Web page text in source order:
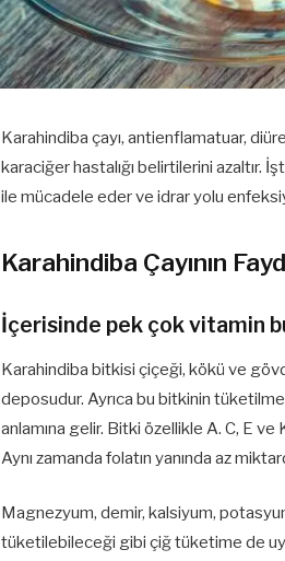
Karahindiba çayı, antienflamatuar,
karaciğer hastalığı belirtilerini azaltır.
ile mücadele eder ve idrar yolu
Karahindiba Çayının
İçerisinde pek çok vitamin
Karahindiba bitkisi çiçeği, kökü ve
deposudur. Ayrıca bu bitkinin
anlamına gelir. Bitki özellikle A. C, E
Aynı zamanda folatın yanında az
Magnezyum, demir, kalsiyum,
tüketilebileceği gibi çiğ tüketime de